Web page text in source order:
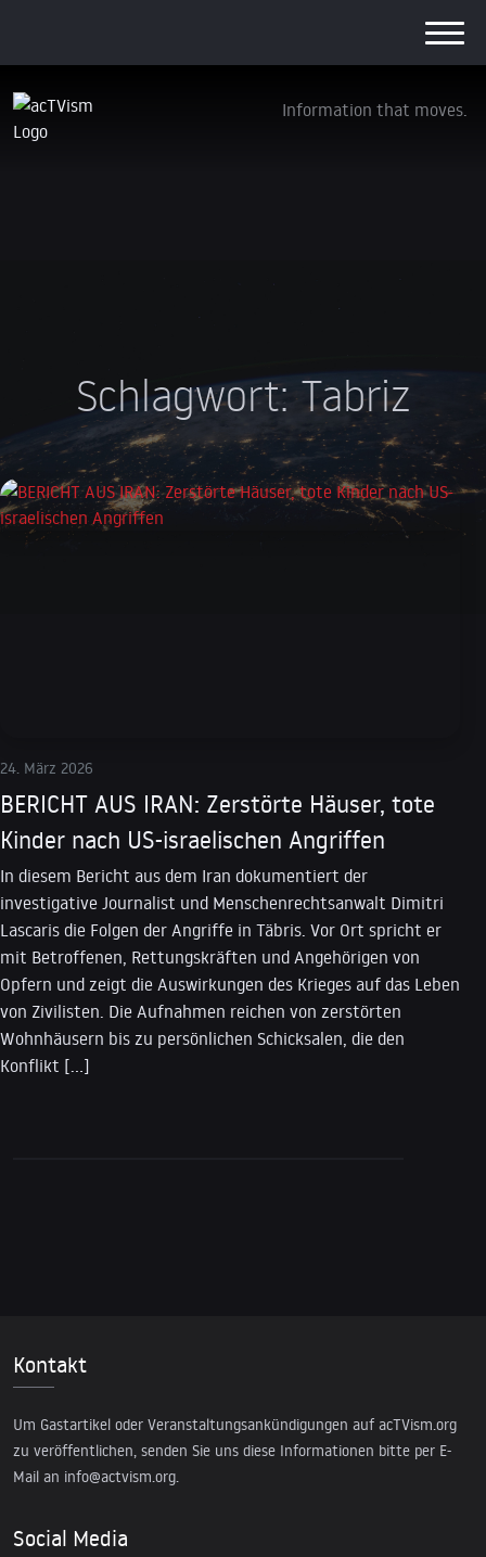
Information that moves.
Schlagwort: Tabriz
24. März 2026
BERICHT AUS IRAN: Zerstörte Häuser, tote
Kinder nach US-israelischen Angriffen
In diesem Bericht aus dem Iran dokumentiert der
investigative Journalist und Menschenrechtsanwalt Dimitri
Lascaris die Folgen der Angriffe in Täbris. Vor Ort spricht er
mit Betroffenen, Rettungskräften und Angehörigen von
Opfern und zeigt die Auswirkungen des Krieges auf das Leben
von Zivilisten. Die Aufnahmen reichen von zerstörten
Wohnhäusern bis zu persönlichen Schicksalen, die den
Konflikt […]
Kontakt
Um Gastartikel oder Veranstaltungsankündigungen auf acTVism.org
zu veröffentlichen, senden Sie uns diese Informationen bitte per E-
Mail an info@actvism.org.
Social Media